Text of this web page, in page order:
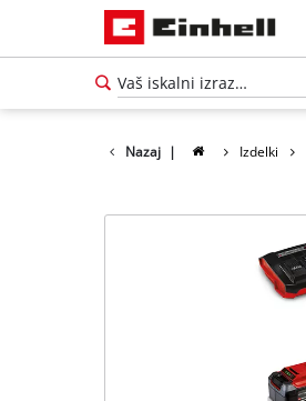
Nazaj | Izdelki